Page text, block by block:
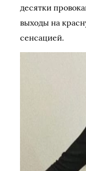
десятки
выходы на
сенсацией.